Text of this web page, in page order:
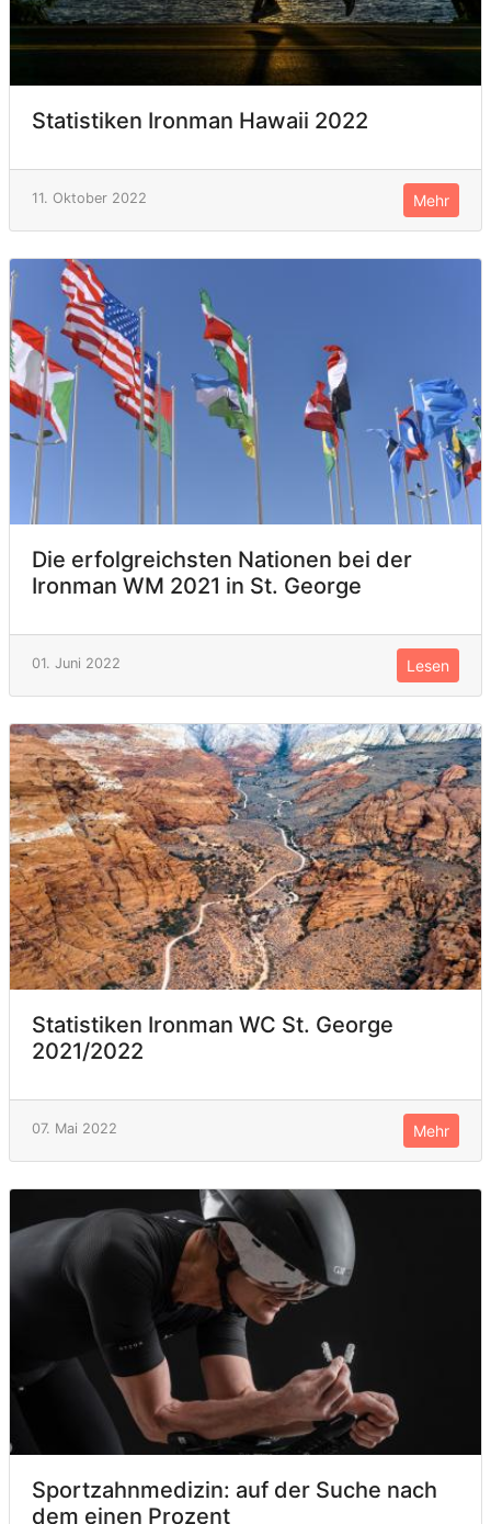
Statistiken Ironman Hawaii 2022
11. Oktober 2022 Mehr
Die erfolgreichsten Nationen bei der
Ironman WM 2021 in St. George
01. Juni 2022 Lesen
Statistiken Ironman WC St. George
2021/2022
07. Mai 2022 Mehr
Sportzahnmedizin: auf der Suche nach
dem einen Prozent